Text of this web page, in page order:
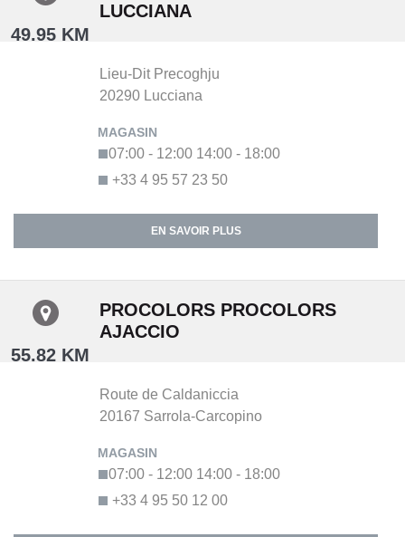
49.95 KM
LUCCIANA
Lieu-Dit Precoghju
20290 Lucciana
+33 4 95 57 23 50
07:00 - 12:00 14:00 - 18:00
EN SAVOIR PLUS
55.82 KM
PROCOLORS PROCOLORS
AJACCIO
Route de Caldaniccia
20167 Sarrola-Carcopino
+33 4 95 50 12 00
07:00 - 12:00 14:00 - 18:00